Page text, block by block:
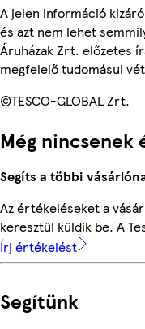
A jelen információ
és azt nem lehet
Áruházak Zrt. előzetes
megfelelő tudomásul
©TESCO-GLOBAL Zrt.
Még nincsenek
Segíts a többi
Az értékeléseket a
keresztül küldik be. A
Írj értékelést
Segítünk